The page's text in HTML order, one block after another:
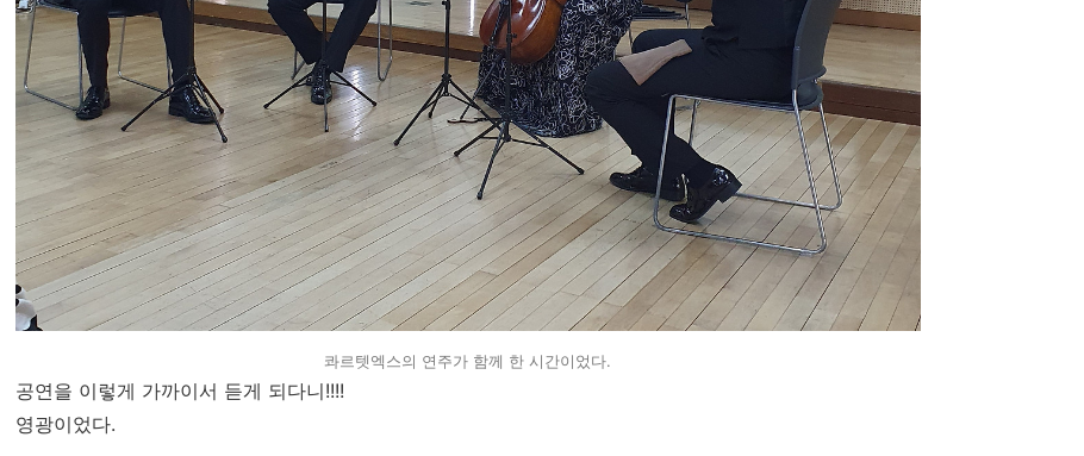
콰르텟엑스의 연주가 함께 한 시간이었다.
공연을 이렇게 가까이서 듣게 되다니!!!!
영광이었다.